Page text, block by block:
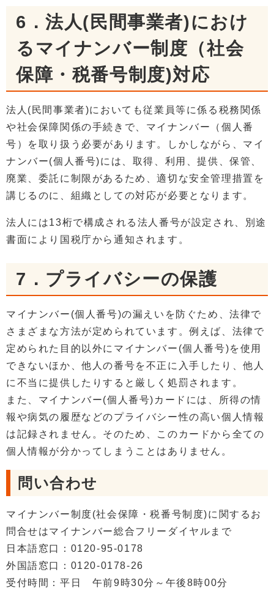
6．法人(民間事業者)におけ
るマイナンバー制度（社会
保障・税番号制度)対応
法人(民間事業者)においても従業員等に係る税務関係
や社会保障関係の手続きで、マイナンバー（個人番
号）を取り扱う必要があります。しかしながら、マイ
ナンバー(個人番号)には、取得、利用、提供、保管、
廃業、委託に制限があるため、適切な安全管理措置を
講じるのに、組織としての対応が必要となります。
法人には13桁で構成される法人番号が設定され、別途
書面により国税庁から通知されます。
7．プライバシーの保護
マイナンバー(個人番号)の漏えいを防ぐため、法律で
さまざまな方法が定められています。例えば、法律で
定められた目的以外にマイナンバー(個人番号)を使用
できないほか、他人の番号を不正に入手したり、他人
に不当に提供したりすると厳しく処罰されます。
また、マイナンバー(個人番号)カードには、所得の情
報や病気の履歴などのプライバシー性の高い個人情報
は記録されません。そのため、このカードから全ての
個人情報が分かってしまうことはありません。
問い合わせ
マイナンバー制度(社会保障・税番号制度)に関するお
問合せはマイナンバー総合フリーダイヤルまで
日本語窓口：0120-95-0178
外国語窓口：0120-0178-26
受付時間：平日 午前9時30分～午後8時00分